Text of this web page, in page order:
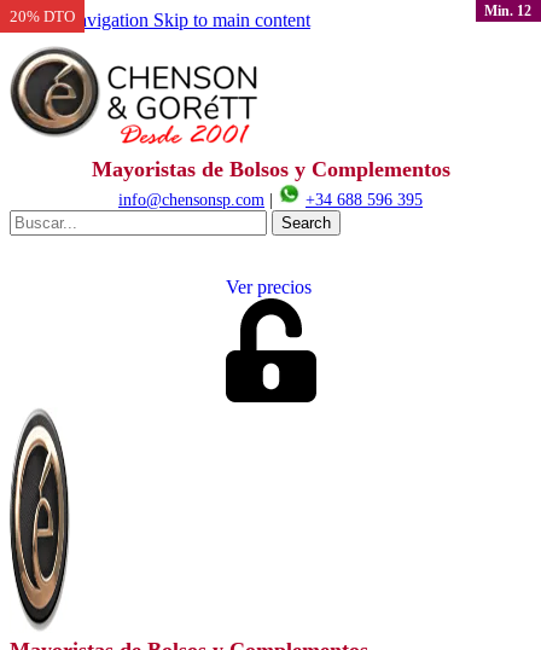
Skip to navigation Skip to main content
Mayoristas de Bolsos y Complementos
info@chensonsp.com
+34 688 596 395
Search
Ver precios
20% DTO Min. 12